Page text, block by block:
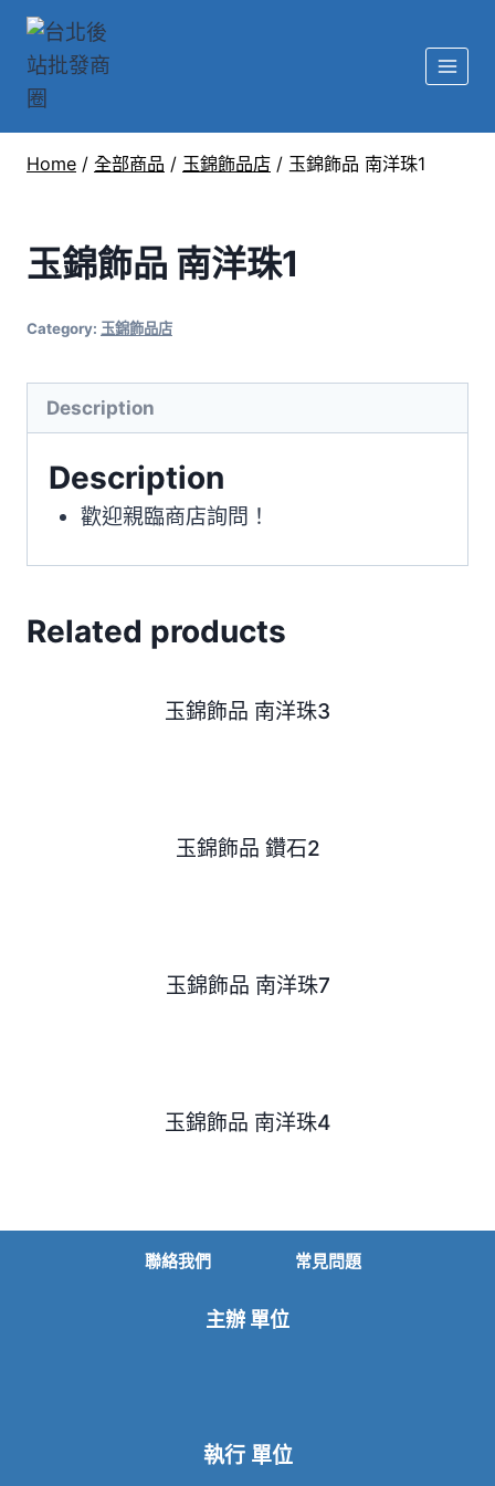
Home / 全部商品 / 玉錦飾品店 / 玉錦飾品 南洋珠1
玉錦飾品 南洋珠1
Category: 玉錦飾品店
Description
Description
歡迎親臨商店詢問！
Related products
玉錦飾品 南洋珠3
玉錦飾品 鑽石2
玉錦飾品 南洋珠7
玉錦飾品 南洋珠4
聯絡我們 常見問題
主辦 單位
執行 單位